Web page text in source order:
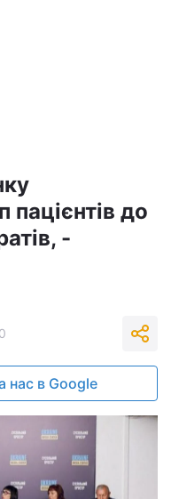
пацієнтів до
-
нас в Google